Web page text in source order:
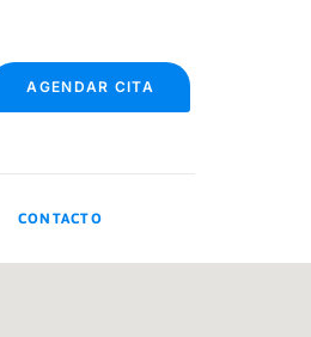
AGENDAR CITA
CONTACTO